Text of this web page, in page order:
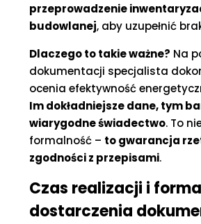
przeprowadzenie
budowlanej, aby uzupełnić
Dlaczego to takie ważne? Na
dokumentacji specjalista
ocenia efektywność
Im dokładniejsze dane, tym
wiarygodne świadectwo. To
formalność – to gwarancja
zgodności z przepisami.
Czas realizacji i forma
dostarczenia